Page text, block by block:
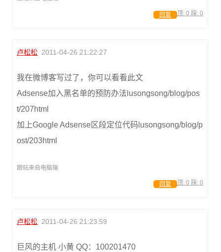
顶: 0 踩: 0
回复
卢松松 2011-04-26 21:22:27
我在微博客写过了，你可以看看此文
Adsense加入黑名单的预防办法lusongsong/blog/pos
t/207html
加上Google Adsense区段定位代码lusongsong/blog/p
ost/203html
跟帖来自电脑端
顶: 0 踩: 0
回复
卢松松 2011-04-26 21:23:59
巨风的主机 小黄 QQ：100201470